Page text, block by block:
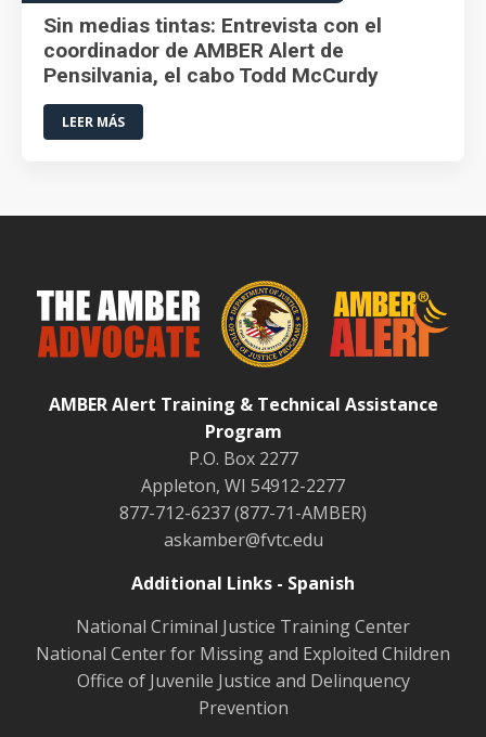
Sin medias tintas: Entrevista con el
coordinador de AMBER Alert de
Pensilvania, el cabo Todd McCurdy
LEER MÁS
AMBER Alert Training & Technical Assistance
Program
P.O. Box 2277
Appleton, WI 54912-2277
877-712-6237 (877-71-AMBER)
askamber@fvtc.edu
Additional Links - Spanish
National Criminal Justice Training Center
National Center for Missing and Exploited Children
Office of Juvenile Justice and Delinquency
Prevention